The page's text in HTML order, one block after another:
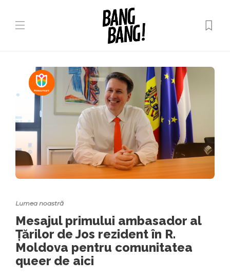
Lumea noastră
Mesajul primului ambasador al
Țărilor de Jos rezident în R.
Moldova pentru comunitatea
queer de aici